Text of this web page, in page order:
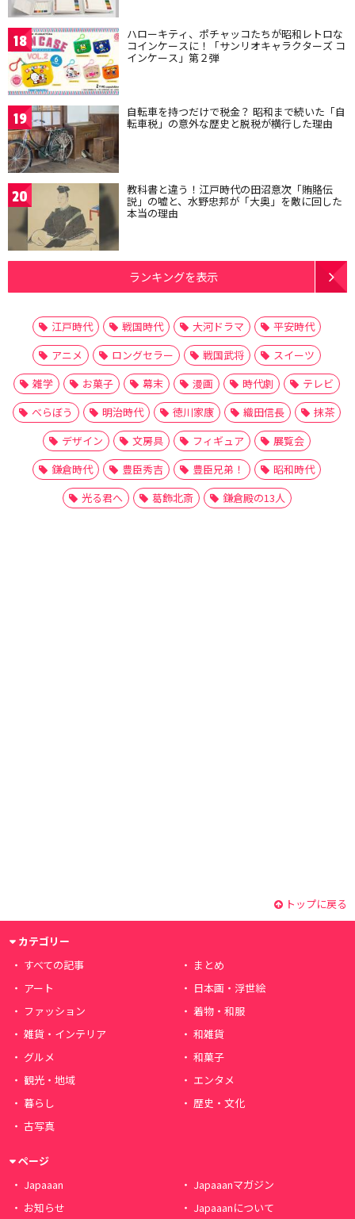
18 ハローキティ、ポチャッコたちが昭和レトロな
コインケースに！「サンリオキャラクターズ コ
インケース」第２弾
19 自転車を持つだけで税金？ 昭和まで続いた「自
転車税」の意外な歴史と脱税が横行した理由
20 教科書と違う！江戸時代の田沼意次「賄賂伝
説」の嘘と、水野忠邦が「大奥」を敵に回した
本当の理由
ランキングを表示
江戸時代 戦国時代 大河ドラマ
平安時代
アニメ
ロングセラー 戦国武将
スイーツ
雑学
お菓子 幕末 漫画 時代劇
テレビ
べらぼう
明治時代 徳川家康 織田信長
抹茶
デザイン
文房具 フィギュア
展覧会
鎌倉時代
豊臣秀吉 豊臣兄弟！
昭和時代
光る君へ
葛飾北斎 鎌倉殿の13人
トップに戻る
カテゴリー
すべての記事
まとめ
アート
日本画・浮世絵
ファッション
着物・和服
雑貨・インテリア
和雑貨
グルメ
和菓子
観光・地域
エンタメ
暮らし
歴史・文化
古写真
ページ
Japaaan
Japaaanマガジン
お知らせ
Japaaanについて